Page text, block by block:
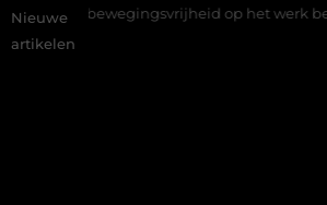
Nieuwe
artikelen
op het werk begint bij de